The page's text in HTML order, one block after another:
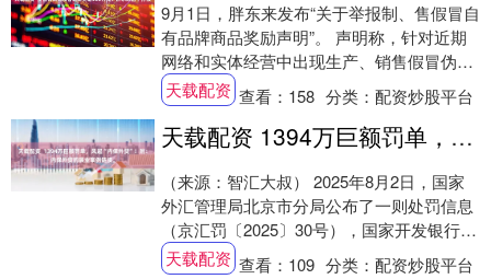
9月1日，胖东来发布“关于举报制、售假冒自
有品牌商品奖励声明”。 声明称，针对近期
网络和实体经营中出现生产、销售假冒伪劣
胖东来自有品牌“DL多效香氛洗衣液”、“....
天载配资 查看： 158 分类：配资炒股平台
天载配资 1394万巨额罚单，风起“内保外贷”！附：内保外贷的展业案例链接。
（来源：智汇大叔） 2025年8月2日，国家
外汇管理局北京市分局公布了一则处罚信息
（京汇罚〔2025〕30号），国家开发银行总
行因违规办理内保外贷业务，违反规定....
天载配资 查看： 109 分类：配资炒股平台